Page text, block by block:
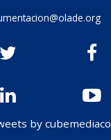
by cubemediaco